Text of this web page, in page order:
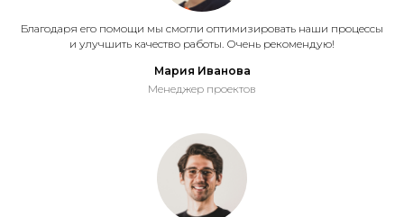
Благодаря его помощи мы смогли оптимизировать наши процессы
и улучшить качество работы. Очень рекомендую!
Мария Иванова
Менеджер проектов